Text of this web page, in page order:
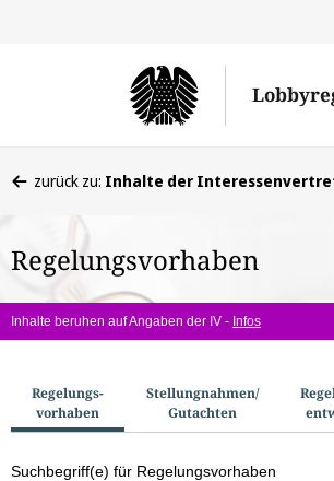
befinden
hier:
zurück zu: Inhalte der
Regelungsvorhaben
Inhalte beruhen auf Angaben der IV - Infos
u
c
Regelungs­
vorhaben
Stellungnahmen/​
Gutachten
Suchbegriff(e) für Regelungsvorhaben